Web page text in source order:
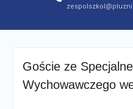
Goście ze
Wychowawczego